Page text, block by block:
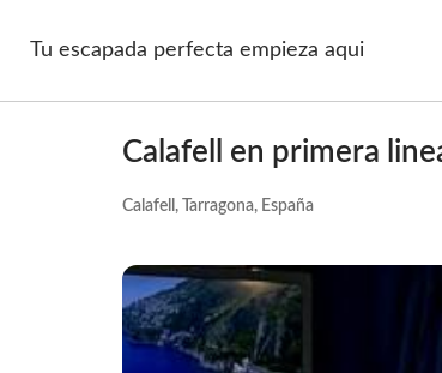
Tu escapada perfecta empieza aqui
Calafell en primera
Calafell, Tarragona, España